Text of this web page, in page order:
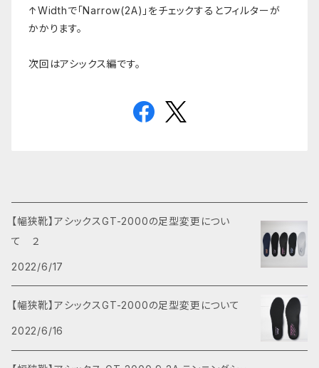
↑Widthで「Narrow(2A)」をチェックするとフィルターが
かかります。
次回はアシックス編です。
【幅狭靴】アシックスGT-2000の足型変更につい
て ２
2022/6/17
【幅狭靴】アシックスGT-2000の足型変更について
2022/6/16